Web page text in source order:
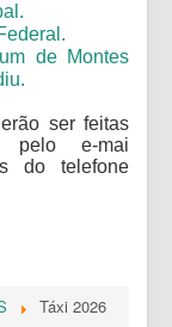
de Montes
ser feitas
pelo e-mai
do telefone
Táxi 2026